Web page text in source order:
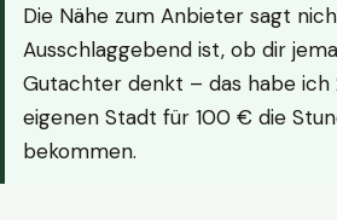
Die Nähe zum Anbieter sagt
Ausschlaggebend ist, ob dir
Gutachter denkt – das habe ich
eigenen Stadt für 100 € die
bekommen.